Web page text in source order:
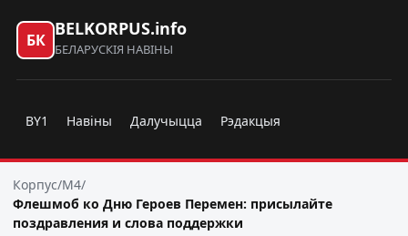
БК
BELKORPUS.info
БЕЛАРУСКІЯ НАВІНЫ
BY1 Навіны Далучыцца Рэдакцыя
Корпус/M4/
Флешмоб ко Дню Героев Перемен: присылайте
поздравления и слова поддержки